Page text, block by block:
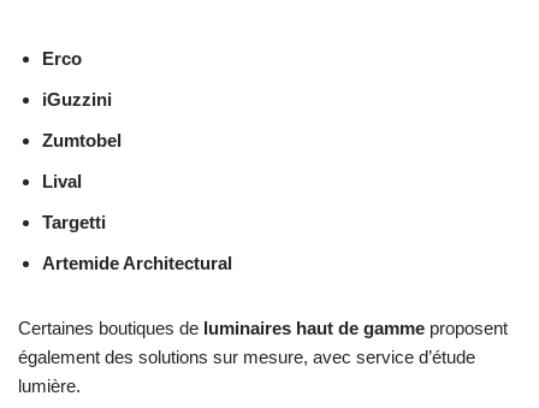
Erco
iGuzzini
Zumtobel
Lival
Targetti
Artemide Architectural
Certaines boutiques de luminaires haut de gamme proposent
également des solutions sur mesure, avec service d’étude
lumière.